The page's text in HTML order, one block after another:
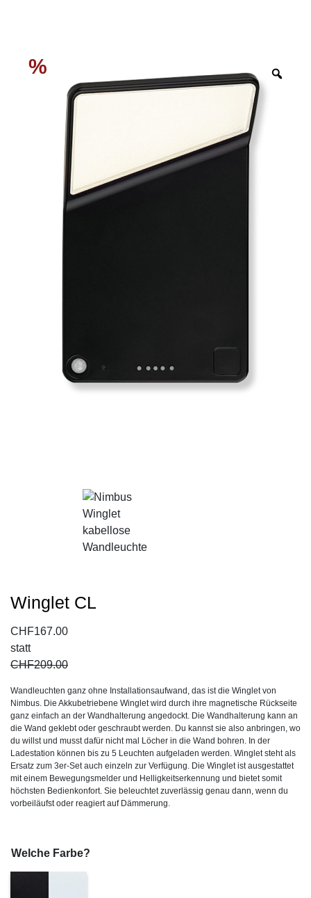
%
Winglet CL
CHF167.00
statt
CHF209.00
Wandleuchten ganz ohne Installationsaufwand, das ist die Winglet von
Nimbus. Die Akkubetriebene Winglet wird durch ihre magnetische Rückseite
ganz einfach an der Wandhalterung angedockt. Die Wandhalterung kann an
die Wand geklebt oder geschraubt werden. Du kannst sie also anbringen, wo
du willst und musst dafür nicht mal Löcher in die Wand bohren. In der
Ladestation können bis zu 5 Leuchten aufgeladen werden. Winglet steht als
Ersatz zum 3er-Set auch einzeln zur Verfügung. Die Winglet ist ausgestattet
mit einem Bewegungsmelder und Helligkeitserkennung und bietet somit
höchsten Bedienkonfort. Sie beleuchtet zuverlässig genau dann, wenn du
vorbeiläufst oder reagiert auf Dämmerung.
Welche Farbe?